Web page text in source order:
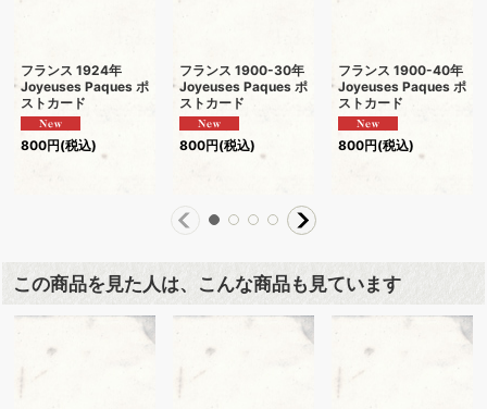
フランス 1924年
Joyeuses Paques ポ
ストカード
800円(税込)
フランス 1900-30年
Joyeuses Paques ポ
ストカード
800円(税込)
フランス 1900-40年
Joyeuses Paques ポ
ストカード
800円(税込)
この商品を見た人は、こんな商品も見ています